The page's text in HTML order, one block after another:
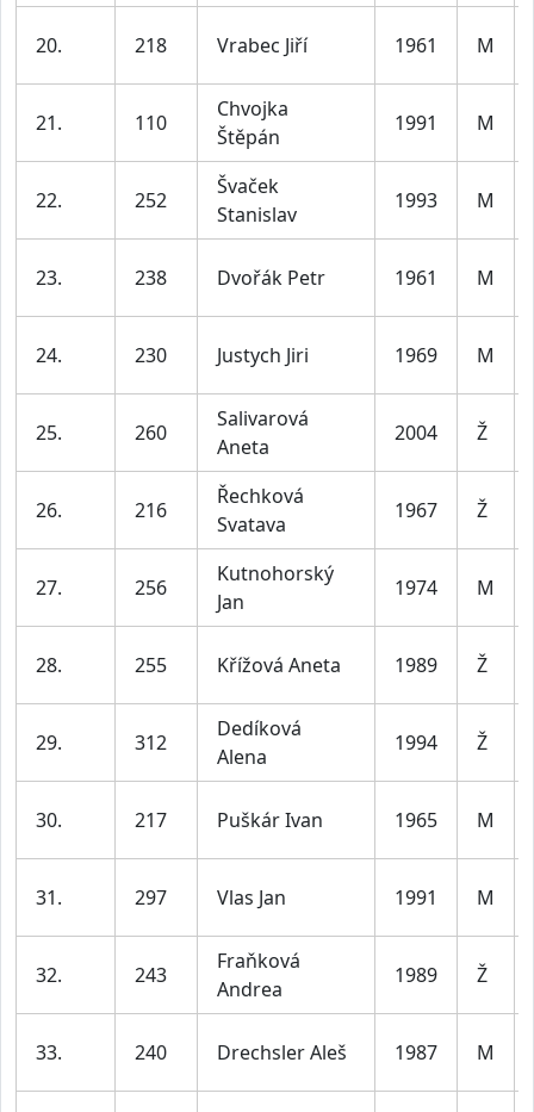
20. 218 Vrabec Jiří 1961 M
21. 110
Chvojka
Štěpán
1991 M
22. 252
Švaček
Stanislav
1993 M
23. 238 Dvořák Petr 1961 M
24. 230 Justych Jiri 1969 M
25. 260
Salivarová
Aneta
2004 Ž
26. 216
Řechková
Svatava
1967 Ž
27. 256
Kutnohorský
Jan
1974 M
28. 255 Křížová Aneta 1989 Ž
29. 312
Dedíková
Alena
1994 Ž
30. 217 Puškár Ivan 1965 M
31. 297 Vlas Jan 1991 M
32. 243
Fraňková
Andrea
1989 Ž
33. 240 Drechsler Aleš 1987 M